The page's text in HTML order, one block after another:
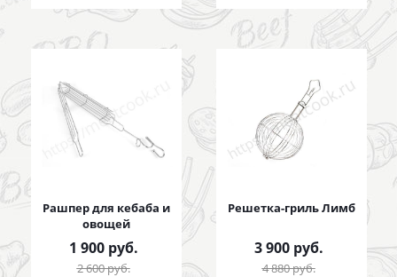
Рашпер для кебаба и
овощей
1 900руб.
2 600руб.
Решетка-гриль Лимб
3 900руб.
4 880руб.